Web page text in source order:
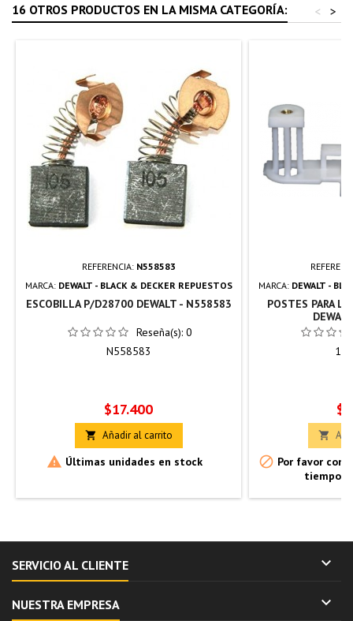
16 OTROS PRODUCTOS EN LA MISMA CATEGORÍA: >
<
REFERENCIA: N558583
MARCA: DEWALT - BLACK & DECKER REPUESTOS
ESCOBILLA P/D28700 DEWALT - N558583
Reseña(s): 0
N558583
Precio
$17.400
 Añadir al carrito
 Últimas unidades en stock
MARCA: DEWALT -
POSTES PARA

 Por favor
tiempo
SERVICIO AL CLIENTE 
NUESTRA EMPRESA 